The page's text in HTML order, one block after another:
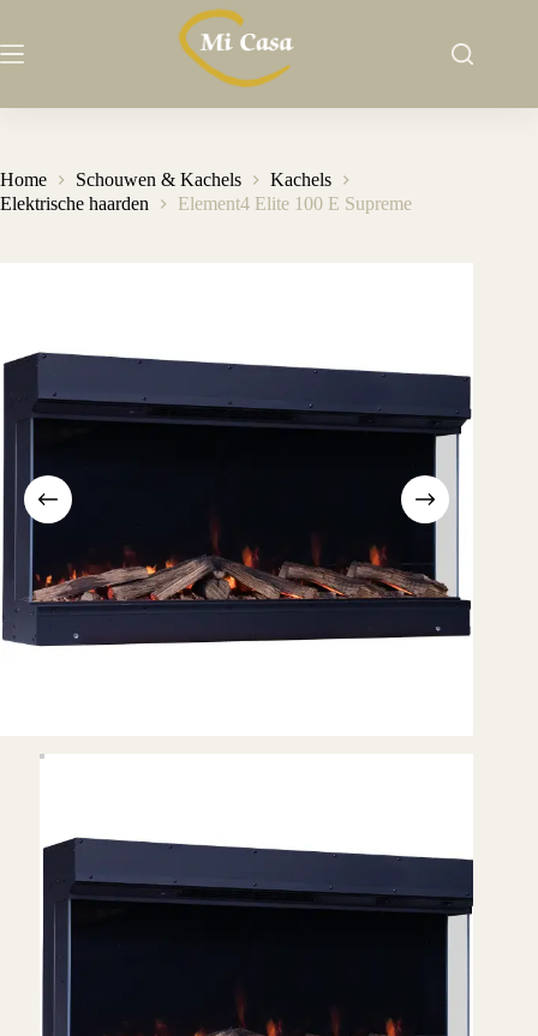
de
Home Schouwen & Kachels
Kachels
Elektrische haarden
Element4 Elite 100 E Supreme